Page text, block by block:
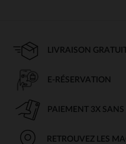
LIVRAISON
E-RÉSERVATION
PAIEMENT 3X
RETROUVEZ LES